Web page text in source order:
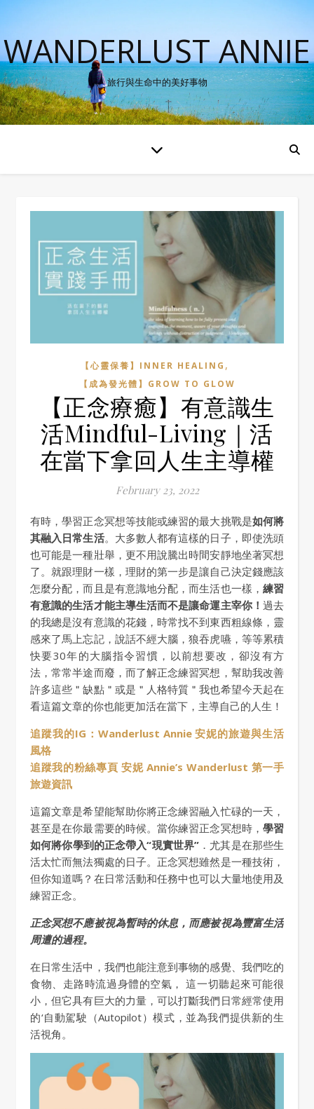
WANDERLUST ANNIE
旅行與生命中的美好事物
【心靈保養】INNER HEALING ,
【成為發光體】GROW TO GLOW
【正念療癒】有意識生
活Mindful-Living｜活
在當下拿回人生主導權
February 23, 2022
有時，學習正念冥想等技能或練習的最大挑戰是如何將
其融入日常生活。大多數人都有這樣的日子，即使洗頭
也可能是一種壯舉，更不用說騰出時間安靜地坐著冥想
了。就跟理財一樣，理財的第一步是讓自己決定錢應該
怎麼分配，而且是有意識地分配，而生活也一樣， 練習
有意識的生活才能主導生活而不是讓命運主宰你！ 過去
的我總是沒有意識的花錢，時常找不到東西粗線條，靈
感來了馬上忘記，說話不經大腦，狼吞虎嚥，等等累積
快要30年的大腦指令習慣，以前想要改，卻沒有方
法，常常半途而廢，而了解正念練習冥想，幫助我改善
許多這些＂缺點＂或是＂人格特質＂我也希望今天起在
看這篇文章的你也能更加活在當下，主導自己的人生！
追蹤我的IG：Wanderlust Annie 安妮的旅遊與生活
風格
追蹤我的粉絲專頁 安妮 Annie’s Wanderlust 第一手
旅遊資訊
這篇文章是希望能幫助你將正念練習融入忙碌的一天，
甚至是在你最需要的時候。當你練習正念冥想時， 學習
如何將你學到的正念帶入“現實世界” ．尤其是在那些生
活太忙而無法獨處的日子。正念冥想雖然是一種技術，
但你知道嗎？在日常活動和任務中也可以大量地使用及
練習正念。
正念冥想不應被視為暫時的休息，而應被視為豐富生活
周遭的過程。
在日常生活中，我們也能注意到事物的感覺、我們吃的
食物、走路時流過身體的空氣， 這一切聽起來可能很
小，但它具有巨大的力量，可以打斷我們日常經常使用
的‘自動駕駛（Autopilot）模式，並為我們提供新的生
活視角。